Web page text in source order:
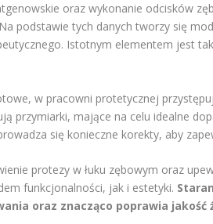
oraz wykonanie odcisków
podstawie tych danych tworzy się
Istotnym elementem jest
w pracowni protetycznej
przymiarki, mające na celu idealne
się konieczne korekty, aby
protezy w łuku zębowym oraz
funkcjonalności, jak i estetyki.
oraz znacząco poprawia jakość